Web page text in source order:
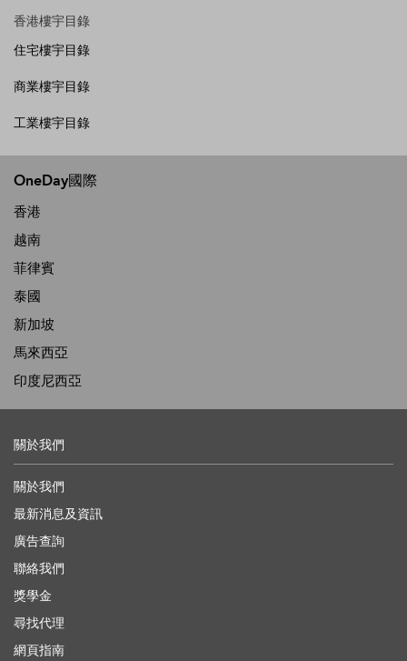
香港樓宇目錄
住宅樓宇目錄
商業樓宇目錄
工業樓宇目錄
OneDay國際
香港
越南
菲律賓
泰國
新加坡
馬來西亞
印度尼西亞
關於我們
關於我們
最新消息及資訊
廣告查詢
聯絡我們
獎學金
尋找代理
網頁指南